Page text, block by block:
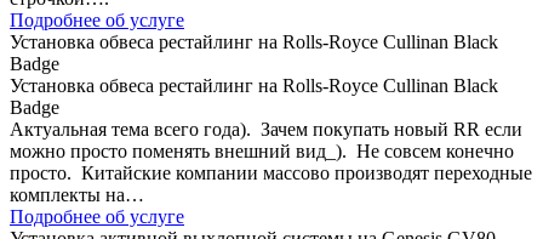
Подробнее об услуге
Установка обвеса рестайлинг на Rolls-Royce Cullinan Black
Badge
Установка обвеса рестайлинг на Rolls-Royce Cullinan Black
Badge
Актуальная тема всего года). Зачем покупать новый RR если
можно просто поменять внешний вид_). Не совсем конечно
просто. Китайские компании массово производят переходные
комплекты на…
Подробнее об услуге